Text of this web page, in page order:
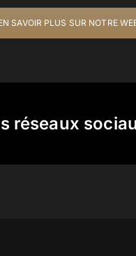
SAVOIR PLUS SUR NOTRE
réseaux